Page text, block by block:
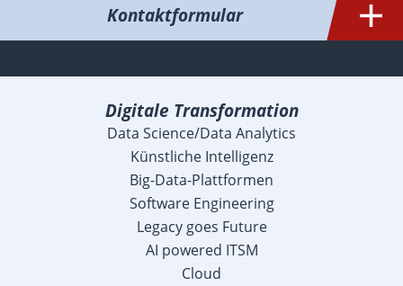
Kontaktformular
Digitale Transformation
Data Science/Data Analytics
Künstliche Intelligenz
Big-Data-Plattformen
Software Engineering
Legacy goes Future
AI powered ITSM
Cloud